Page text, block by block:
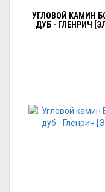
УГЛОВОЙ КАМИН
ДУБ - ГЛЕНРИЧ